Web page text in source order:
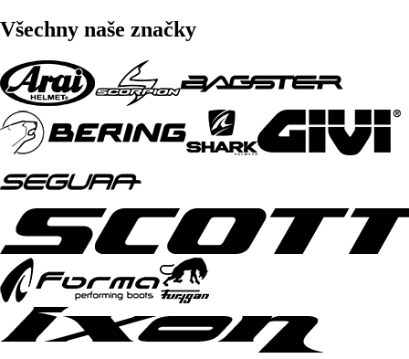
Všechny naše značky